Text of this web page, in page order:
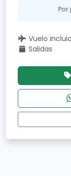
Por
Vuelo
Salidas